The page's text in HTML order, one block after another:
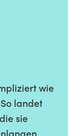
wie
landet
sie